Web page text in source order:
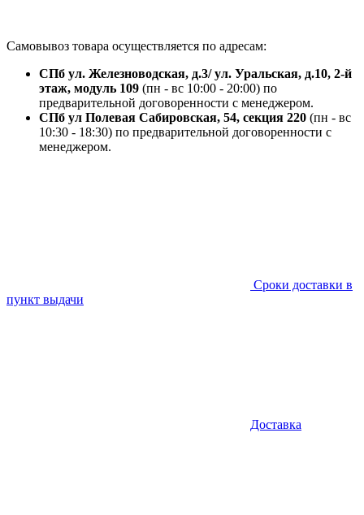
Самовывоз товара осуществляется по адресам:
СПб ул. Железноводская, д.3/ ул. Уральская, д.10, 2-й
этаж, модуль 109 (пн - вс 10:00 - 20:00) по
предварительной договоренности с менеджером.
СПб ул Полевая Сабировская, 54, секция 220 (пн - вс
10:30 - 18:30) по предварительной договоренности с
менеджером.
Сроки доставки в
пункт выдачи
Доставка